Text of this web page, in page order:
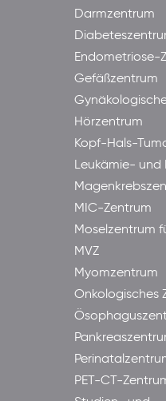
Darmzentrum
Endometriose-
Gefäßzentrum
Hörzentrum
Kopf-Hals-
Leukämie- und
MIC-Zentrum
Moselzentrum
MVZ
Myomzentrum
Onkologisches
PET-CT-